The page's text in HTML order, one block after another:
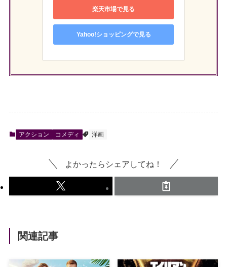
楽天市場で見る
Yahoo!ショッピングで見る
アクション コメディ 洋画
よかったらシェアしてね！
関連記事